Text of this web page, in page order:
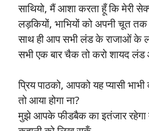
साथियो, मैं आशा करता हूँ कि मेरी
लड़कियों, भाभियों को अपनी चूत तक
साथ ही आप सभी लंड के राजाओं के
सभी एक बार चैक तो करो शायद लंड
प्रिय पाठको, आपको यह प्यासी
तो आया होगा ना?
मुझे आपके फीडबैक का इतंजार